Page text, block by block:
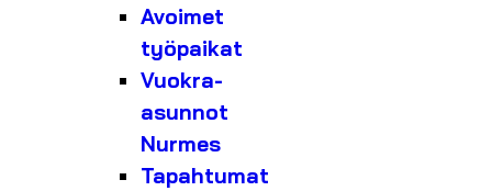
Avoimet
työpaikat
Vuokra-
asunnot
Nurmes
Tapahtumat